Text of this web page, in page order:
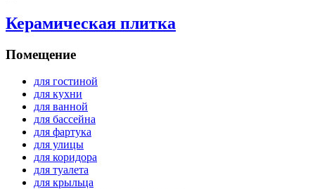
Керамическая плитка
Помещение
для гостиной
для кухни
для ванной
для бассейна
для фартука
для улицы
для коридора
для туалета
для крыльца